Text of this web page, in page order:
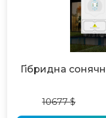
Гібридна
10677 $